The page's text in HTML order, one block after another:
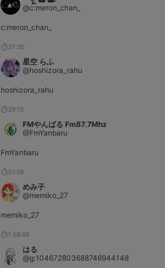
@c:meron_chan_
c:meron_chan_
37:35
星空 らふ
@hoshizora_rahu
hoshizora_rahu
29:15
FMやんばる Fm87.7Mhz
@FmYanbaru
FmYanbaru
51:58
めみ子
@memiko_27
memiko_27
1:58:08
はる
@g:104672803688746944148